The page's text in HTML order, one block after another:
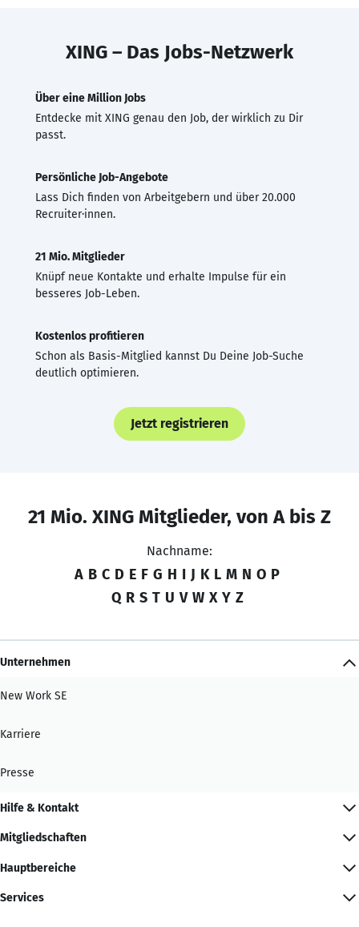
XING – Das Jobs-Netzwerk
Über eine Million Jobs
Entdecke mit XING genau den Job, der wirklich zu Dir
passt.
Persönliche Job-Angebote
Lass Dich finden von Arbeitgebern und über 20.000
Recruiter·innen.
21 Mio. Mitglieder
Knüpf neue Kontakte und erhalte Impulse für ein
besseres Job-Leben.
Kostenlos profitieren
Schon als Basis-Mitglied kannst Du Deine Job-Suche
deutlich optimieren.
Jetzt registrieren
21 Mio. XING Mitglieder, von A bis Z
Nachname:
A B C D E F G H I J K L M N O P
Q R S T U V W X Y Z
Unternehmen
New Work SE
Karriere
Presse
Hilfe & Kontakt
Mitgliedschaften
Hauptbereiche
Services